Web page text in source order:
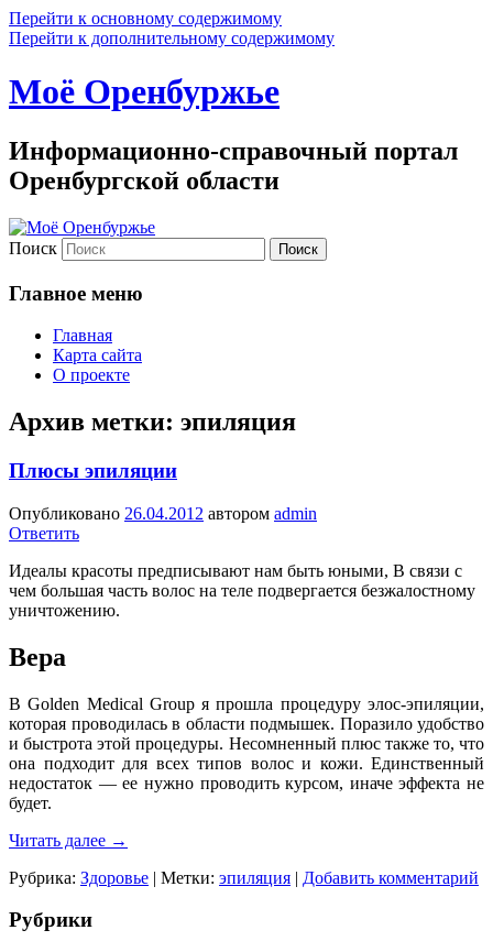
Перейти к основному содержимому
Перейти к дополнительному содержимому
Моё Оренбуржье
Информационно-справочный портал
Оренбургской области
Поиск
Главное меню
Главная
Карта сайта
О проекте
Архив метки: эпиляция
Плюсы эпиляции
Опубликовано 26.04.2012 автором admin
Ответить
Идеалы красоты предписывают нам быть юными, В связи с
чем большая часть волос на теле подвергается безжалостному
уничтожению.
Вера
В Golden Medical Group я прошла процедуру элос-эпиляции,
которая проводилась в области подмышек. Поразило удобство
и быстрота этой процедуры. Несомненный плюс также то, что
она подходит для всех типов волос и кожи. Единственный
недостаток — ее нужно проводить курсом, иначе эффекта не
будет.
Читать далее →
Рубрика: Здоровье | Метки: эпиляция | Добавить комментарий
Рубрики